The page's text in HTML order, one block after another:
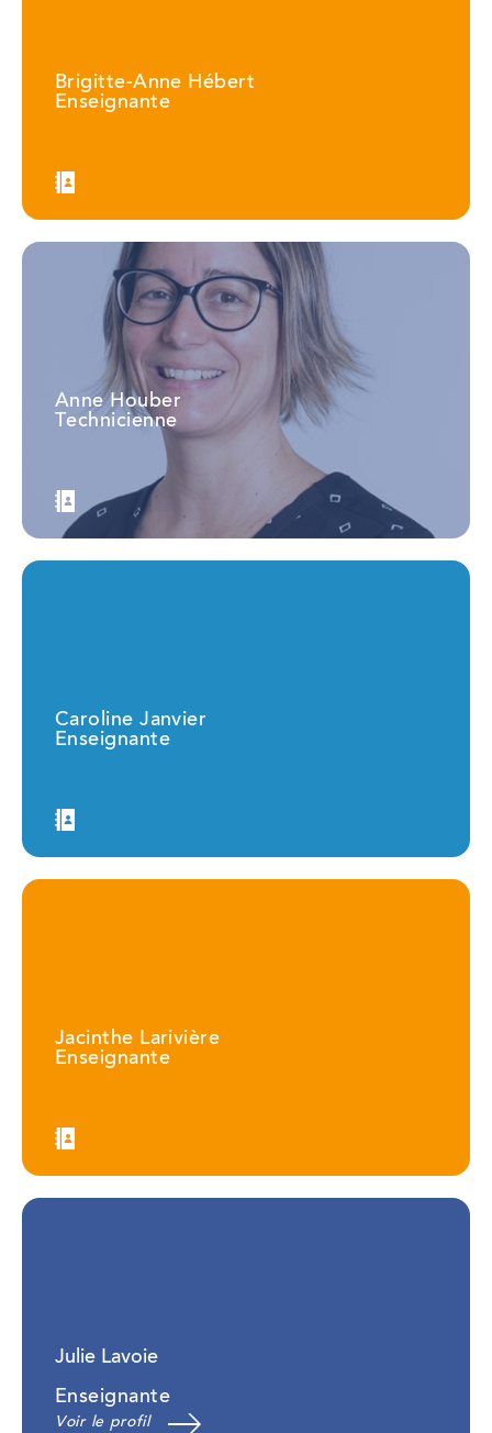
Brigitte-Anne Hébert
Enseignante
Anne Houber
Technicienne
Caroline Janvier
Enseignante
Jacinthe Larivière
Enseignante
Julie Lavoie
Enseignante
Voir le profil